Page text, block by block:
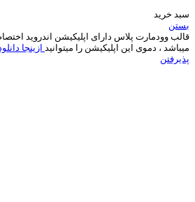
سبد خرید
بستن
قالب وودمارت پلاس دارای اپلیکیشن اندروید
میباشد ، دموی این اپلیکیشن را میتوانید ازینجا
پذیرفتن